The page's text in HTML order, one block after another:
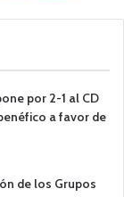
por 2-1 al CD
a favor de
de los Grupos